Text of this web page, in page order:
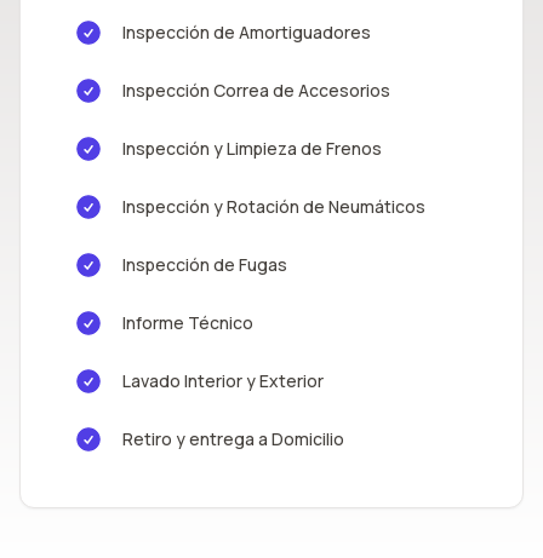
Inspección de Amortiguadores
Inspección Correa de Accesorios
Inspección y Limpieza de Frenos
Inspección y Rotación de Neumáticos
Inspección de Fugas
Informe Técnico
Lavado Interior y Exterior
Retiro y entrega a Domicilio